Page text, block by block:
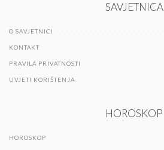
SAVJETNICA
O SAVJETNICI
KONTAKT
PRAVILA PRIVATNOSTI
UVJETI KORIŠTENJA
HOROSKOP
HOROSKOP